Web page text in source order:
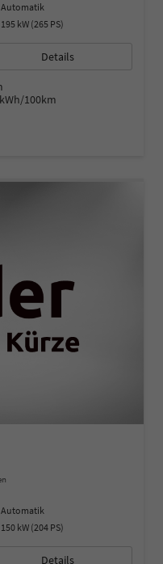
Automatik
195 kW (265 PS)
Details
100km
Automatik
150 kW (204 PS)
Details